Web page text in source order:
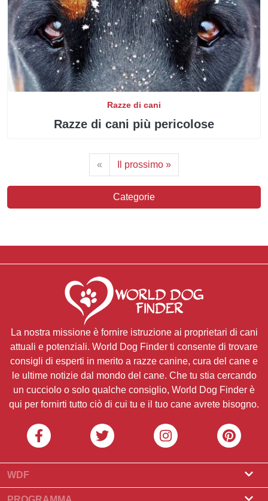
Razze di cani
Razze di cani più pericolose
« Il prossimo »
Categorie
La nostra missione è fornire istruzione ai proprietari di cani
attuali e potenziali. World Dog Finder ti consente di trovare
consigli di esperti in merito a razze canine, cura del cane e
le ultime notizie dal mondo del cane. Che tu stia cercando
un cucciolo o solo qualche consiglio, World Dog Finder è
qui per fornirti tutto ciò di cui tu e il tuo cane avrete bisogno.
WDF
Riguardo a noi